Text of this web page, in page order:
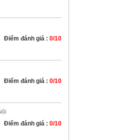
Điểm đánh giá : 0/10
Điểm đánh giá : 0/10
Điểm đánh giá : 0/10